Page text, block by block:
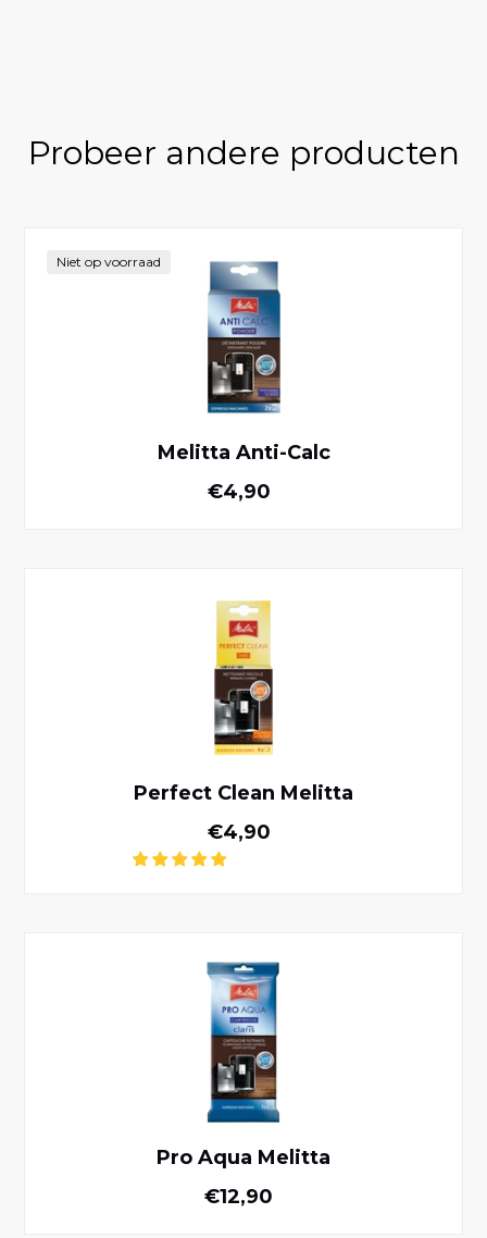
Probeer andere producten
Melitta Anti-Calc
Normale prijs
€4,90
Niet op voorraad
Perfect Clean Melitta
Normale prijs
€4,90
Pro Aqua Melitta
Normale prijs
€12,90